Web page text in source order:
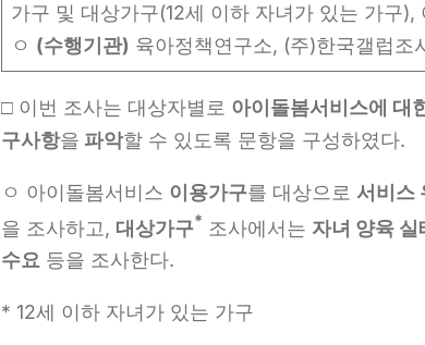
가구 및 대상가구(12세 이하 자녀가 있는 가구
ㅇ (수행기관) 육아정책연구소, (주)한국갤럽조
□ 이번 조사는 대상자별로 아이돌봄서비스에 대
구사항을 파악할 수 있도록 문항을 구성하였다.
ㅇ 아이돌봄서비스 이용가구를 대상으로 서비스
을 조사하고, 대상가구* 조사에서는 자녀 양육 실
수요등을 조사한다.
* 12세 이하 자녀가 있는 가구